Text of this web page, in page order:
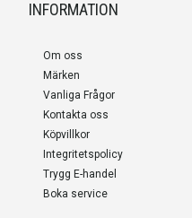
INFORMATION
Om oss
Märken
Vanliga Frågor
Kontakta oss
Köpvillkor
Integritetspolicy
Trygg E-handel
Boka service